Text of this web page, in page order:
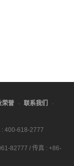
荣誉
联系我们
: 400-618-2777
82777 / 传真 : +86-